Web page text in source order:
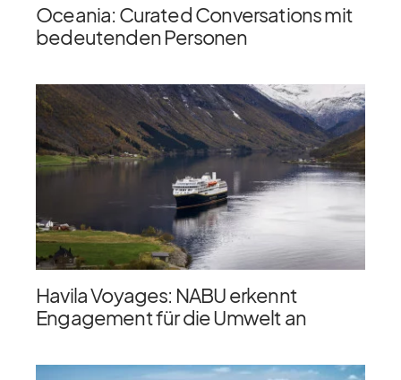
Oceania: Curated Conversations mit
bedeutenden Personen
Havila Voyages: NABU erkennt
Engagement für die Umwelt an